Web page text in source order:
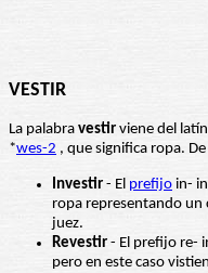
VESTIR
La palabra vestir viene del latín
*wes-2 , que significa ropa.
Investir - El prefijo in-
ropa representando un
juez.
Revestir - El prefijo re-
pero en este caso